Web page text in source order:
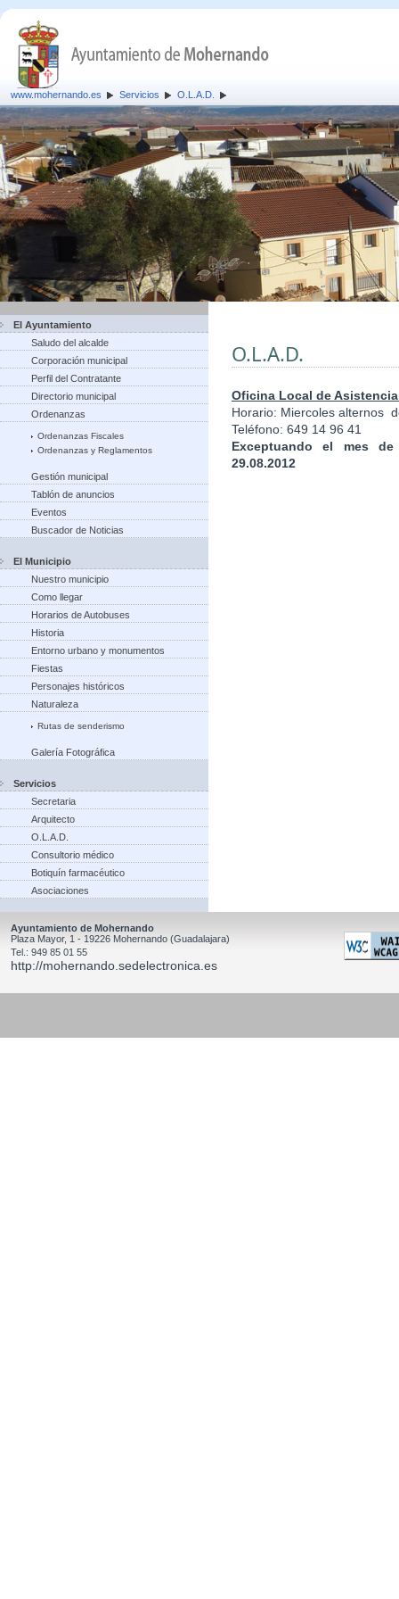
www.mohernando.es Servicios O.L.A.D.
El Ayuntamiento
Saludo del alcalde
Corporación municipal
Perfil del Contratante
Directorio municipal
Ordenanzas
Ordenanzas Fiscales
Ordenanzas y Reglamentos
Gestión municipal
Tablón de anuncios
Eventos
Buscador de Noticias
El Municipio
Nuestro municipio
Como llegar
Horarios de Autobuses
Historia
Entorno urbano y monumentos
Fiestas
Personajes históricos
Naturaleza
Rutas de senderismo
Galería Fotográfica
Servicios
Secretaria
Arquitecto
O.L.A.D.
Consultorio médico
Botiquín farmacéutico
Asociaciones
O.L.A.D.
Oficina Local de
Horario: Miercoles alternos
Teléfono: 649 14 96 41
Exceptuando el mes
29.08.2012
Ayuntamiento de Mohernando
Plaza Mayor, 1 - 19226 Mohernando (Guadalajara)
Tel.: 949 85 01 55
http://mohernando.sedelectronica.es